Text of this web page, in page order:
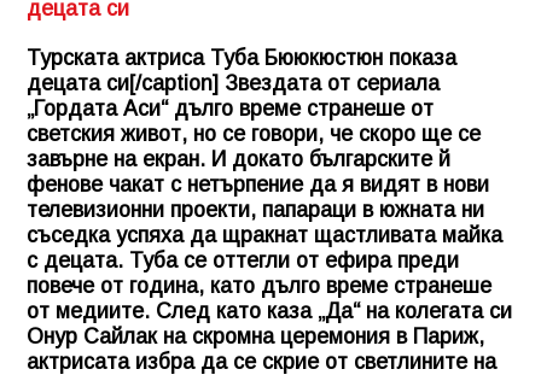
Турската актриса Туба Бююкюстюн показа
децата си[/caption] Звездата от сериала
„Гордата Аси“ дълго време странеше от
светския живот, но се говори, че скоро ще се
завърне на екран. И докато българските й
фенове чакат с нетърпение да я видят в нови
телевизионни проекти, папараци в южната ни
съседка успяха да щракнат щастливата майка
с децата. Туба се оттегли от ефира преди
повече от година, като дълго време странеше
от медиите. След като каза „Да“ на колегата си
Онур Сайлак на скромна церемония в Париж,
актрисата избра да се скрие от светлините на